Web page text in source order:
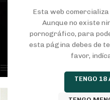
Esta web
Aunque no existe
pornográfico, para
esta página debes de
favor,
TENGO 18
plug
Tienda/Productos
Mostrando el único resultado